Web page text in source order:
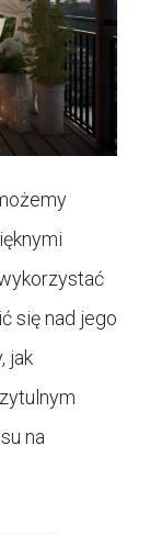
się nad jego
jak
na